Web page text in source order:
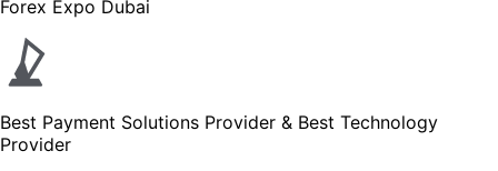
Forex Expo Dubai
Best Payment Solutions Provider & Best Technology
Provider